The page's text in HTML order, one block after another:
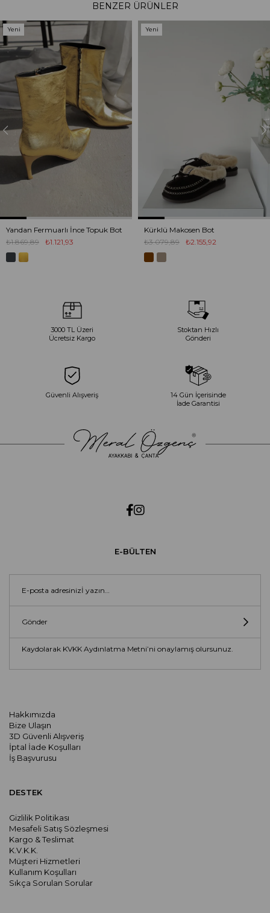
BENZER ÜRÜNLER
Yandan Fermuarlı İnce Topuk Bot
₺1.121,93
₺1.869,89
Yeni
Ürün
Kürklü Makosen Bot
₺2.155,92
₺3.079,89
Yeni
3000 TL Üzeri
Ücretsiz Kargo
Stoktan Hızlı
Gönderi
Güvenli Alışveriş
14 Gün İçerisinde
İade Garantisi
Hakkımızda
Bize Ulaşın
3D Güvenli Alışveriş
İptal İade Koşulları
İş Başvurusu
E-BÜLTEN
Gönder
Kaydolarak KVKK Aydınlatma Metni’ni onaylamış olursunuz.
DESTEK
Gizlilik Politikası
Mesafeli Satış Sözleşmesi
Kargo & Teslimat
K.V.K.K.
Müşteri Hizmetleri
Kullanım Koşulları
Sıkça Sorulan Sorular